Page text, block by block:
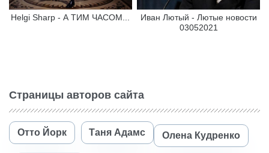
Helgi Sharp - А ТИМ ЧАСОМ...
Иван Лютый - Лютые новости
03052021
Страницы авторов сайта
Отто Йорк Таня Адамс Олена Кудренко